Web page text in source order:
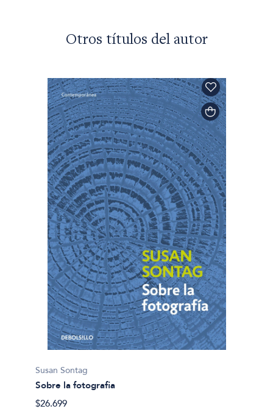
Otros títulos del autor
Susan Sontag
Sobre la fotografia
$26.699